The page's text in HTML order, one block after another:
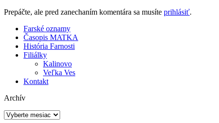
Prepáčte, ale pred zanechaním komentára sa musíte prihlásiť.
Farské oznamy
Časopis MATKA
História Farnosti
Filiálky
Kalinovo
Veľka Ves
Kontakt
Archív
Archív